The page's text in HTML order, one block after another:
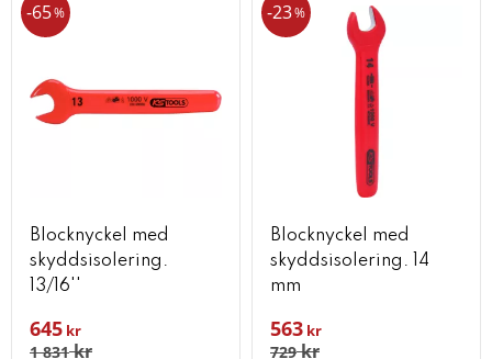
Blocknyckel med
skyddsisolering.
13/16''
645 kr
1 831kr
65%
Blocknyckel med
skyddsisolering. 14
mm
563 kr
729kr
23%